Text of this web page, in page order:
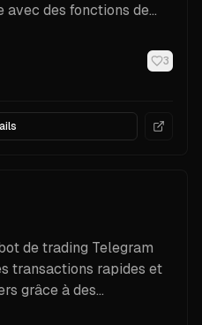
avec des fonctions de
3
de trading Telegram
transactions rapides et
grâce à des